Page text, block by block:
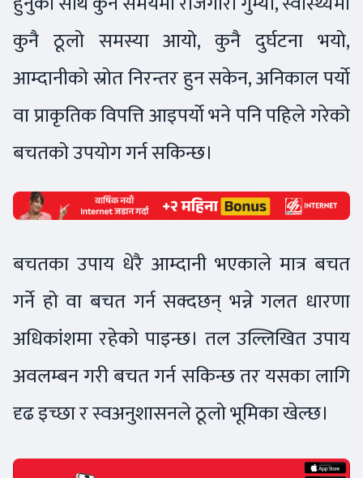
कुनै ठूलो समस्या आयो, कुनै दुर्घटना भयो,
आम्दानीको स्रोत निरन्तर हुन सकेन, अनिकाल पर्याे
वा प्राकृतिक विपत्ति आइपर्याे भने पनि पहिले गरेको
बचतको उपयोग गर्न सकिन्छ।
बचतका उपाय धेरै आम्दानी भएकाले मात्र बचत
गर्ने हो वा बचत गर्न सक्दछन् भन्ने गलत धारणा
अधिकांशमा रहेको पाइन्छ। तल उल्लिखित उपाय
अवलम्बन गरी बचत गर्न सकिन्छ तर यसका लागि
दृढ इच्छा र स्वअनुशासनले ठूलो भूमिका खेल्छ।